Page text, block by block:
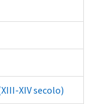
XIV secolo)